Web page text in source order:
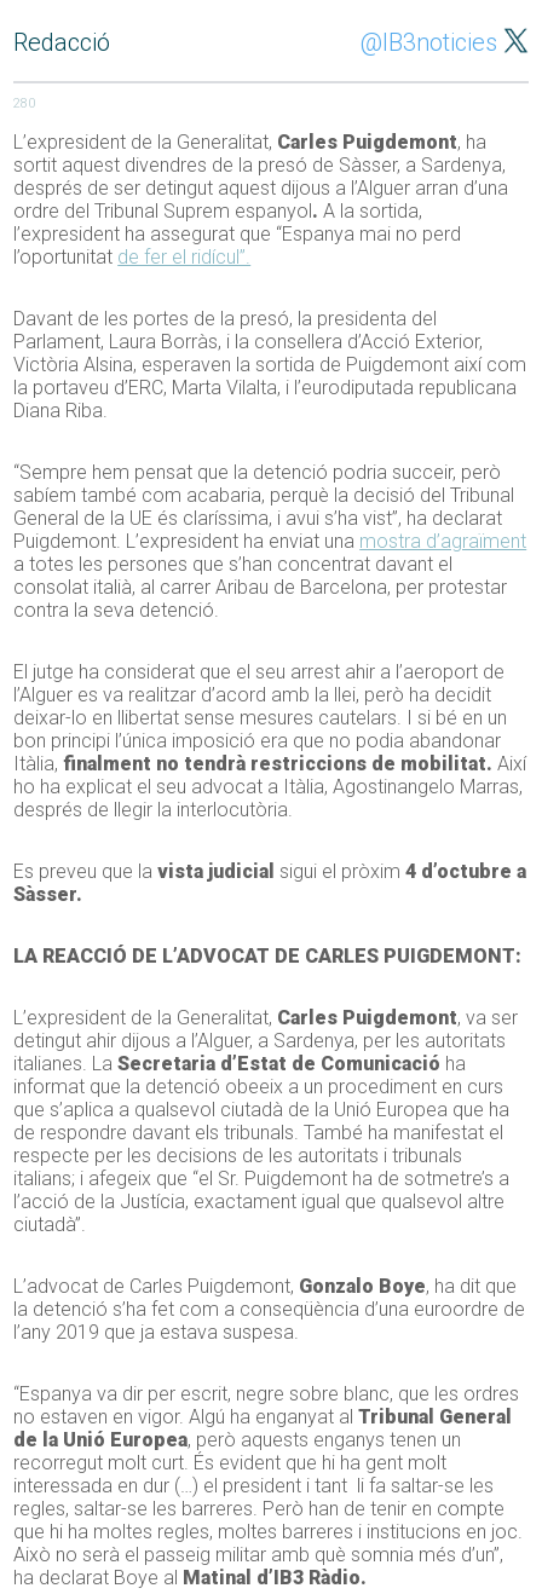
Redacció @IB3noticies
280
L’expresident de la Generalitat, Carles Puigdemont, ha
sortit aquest divendres de la presó de Sàsser, a Sardenya,
després de ser detingut aquest dijous a l’Alguer arran d’una
ordre del Tribunal Suprem espanyol . A la sortida,
l’expresident ha assegurat que “Espanya mai no perd
l’oportunitat de fer el ridícul”.
Davant de les portes de la presó, la presidenta del
Parlament, Laura Borràs, i la consellera d’Acció Exterior,
Victòria Alsina, esperaven la sortida de Puigdemont així com
la portaveu d’ERC, Marta Vilalta, i l’eurodiputada republicana
Diana Riba.
“Sempre hem pensat que la detenció podria succeir, però
sabíem també com acabaria, perquè la decisió del Tribunal
General de la UE és claríssima, i avui s’ha vist”, ha declarat
Puigdemont. L’expresident ha enviat una mostra d’agraïment
a totes les persones que s’han concentrat davant el
consolat italià, al carrer Aribau de Barcelona, per protestar
contra la seva detenció.
El jutge ha considerat que el seu arrest ahir a l’aeroport de
l’Alguer es va realitzar d’acord amb la llei, però ha decidit
deixar-lo en llibertat sense mesures cautelars. I si bé en un
bon principi l’única imposició era que no podia abandonar
Itàlia,finalment no tendrà restriccions de mobilitat.Així
ho ha explicat el seu advocat a Itàlia, Agostinangelo Marras,
després de llegir la interlocutòria.
Es preveu que lavista judicial sigui el pròxim 4 d’octubre a
Sàsser.
LA REACCIÓ DE L’ADVOCAT DE CARLES PUIGDEMONT:
L’expresident de la Generalitat, Carles Puigdemont, va ser
detingut ahir dijous a l’Alguer, a Sardenya, per les autoritats
italianes. LaSecretaria d’Estat de Comunicació ha
informat que la detenció obeeix a un procediment en curs
que s’aplica a qualsevol ciutadà de la Unió Europea que ha
de respondre davant els tribunals. També ha manifestat el
respecte per les decisions de les autoritats i tribunals
italians; i afegeix que “el Sr. Puigdemont ha de sotmetre’s a
l’acció de la Justícia, exactament igual que qualsevol altre
ciutadà”.
L’advocat de Carles Puigdemont, Gonzalo Boye, ha dit que
la detenció s’ha fet com a conseqüència d’una euroordre de
l’any 2019 que ja estava suspesa.
“Espanya va dir per escrit, negre sobre blanc, que les ordres
no estaven en vigor. Algú ha enganyat alTribunal General
de la Unió Europea, però aquests enganys tenen un
recorregut molt curt. És evident que hi ha gent molt
interessada en dur (…) el president i tant li fa saltar-se les
regles, saltar-se les barreres. Però han de tenir en compte
que hi ha moltes regles, moltes barreres i institucions en joc.
Això no serà el passeig militar amb què somnia més d’un”,
ha declarat Boye al Matinal d’IB3 Ràdio.